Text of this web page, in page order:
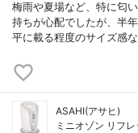
梅雨や夏場など、特に匂
持ちが心配でしたが、半
平に載る程度のサイズ感
ASAHI(アサヒ)
ミニオゾン リフ